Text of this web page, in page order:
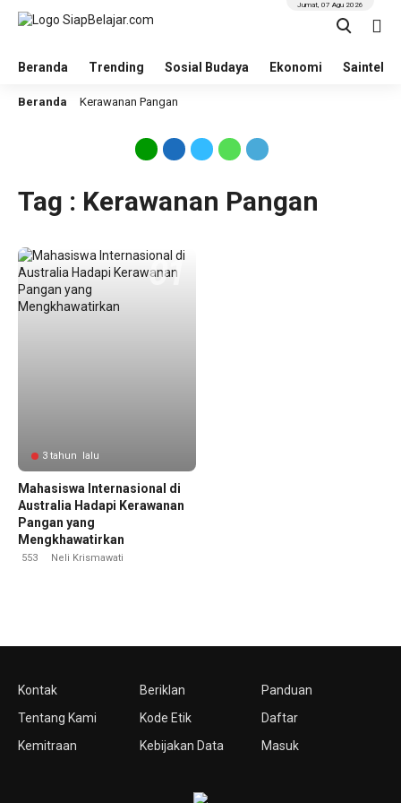
Beranda Trending Sosial Budaya Ekonomi Saintek
Jumat, 07 Agu 2026
Beranda Kerawanan Pangan
Tag : Kerawanan Pangan
3 tahun lalu
Mahasiswa Internasional di
Australia Hadapi Kerawanan
Pangan yang
Mengkhawatirkan
553 Neli Krismawati
Kontak
Tentang Kami
Kemitraan
Beriklan
Kode Etik
Kebijakan Data
Panduan
Daftar
Masuk